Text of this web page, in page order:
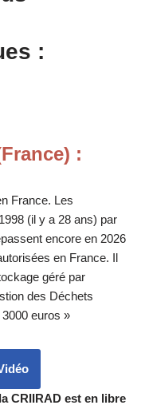
:
:
France. Les
(il y a 28 ans) par
encore en 2026
en France. Il
géré par
des Déchets
euros »
CRIIRAD est en libre